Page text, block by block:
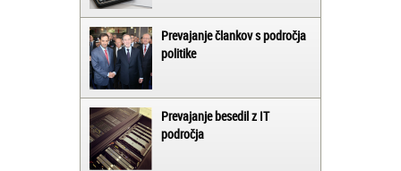
Prevajanje člankov s področja
politike
Prevajanje besedil z IT
področja